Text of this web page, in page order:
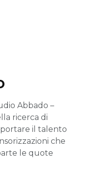
Abbado –
ricerca di
il talento
che
le quote